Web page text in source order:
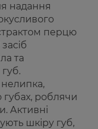
надання
перцю
засіб
та
губах, роблячи
Активні
шкіру губ,